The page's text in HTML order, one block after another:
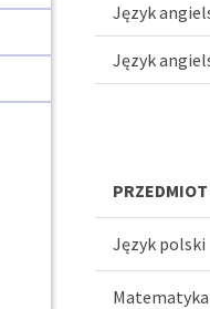
Język
Język
PRZEDMIOT
Język polski
Matematyka